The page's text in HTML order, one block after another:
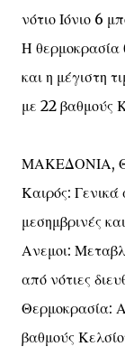
νότιο Ιόνιο 6
Η θερμοκρασία
και η μέγιστη
με 22 βαθμούς
ΜΑΚΕΔΟΝΙΑ,
Καιρός: Γενικά
μεσημβρινές
Ανεμοι:
από νότιες
Θερμοκρασία:
βαθμούς